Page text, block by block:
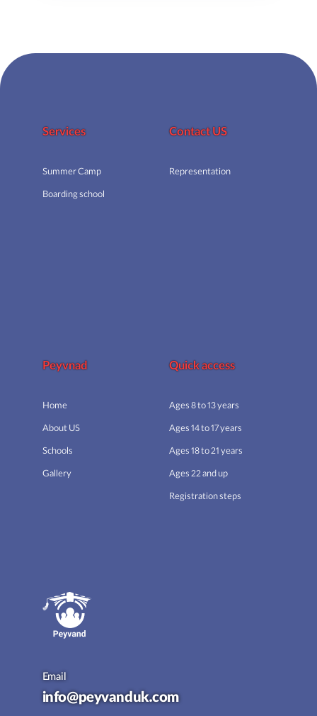
Contact US
Representation
Services
Summer Camp
Boarding school
Quick access
Ages 8 to 13 years
Ages 14 to 17 years
Ages 18 to 21 years
Ages 22 and up
Registration steps
Peyvnad
Home
About US
Schools
Gallery
Email
info@peyvanduk.com